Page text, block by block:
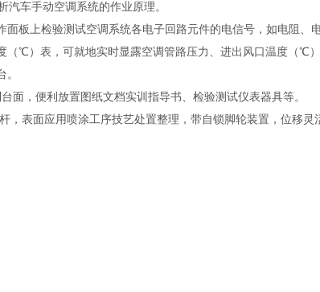
车手动空调系统的作业原理。
板上检验测试空调系统各电子回路元件的电信号，如电阻、
℃）表，可就地实时显露空调管路压力、进出风口温度（℃）
面，便利放置图纸文档实训指导书、检验测试仪表器具等。
表面应用喷涂工序技艺处置整理，带自锁脚轮装置，位移灵